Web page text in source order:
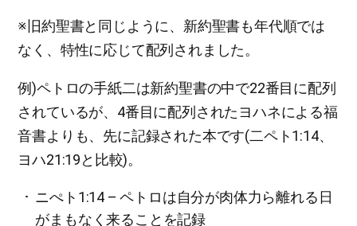
※旧約聖書と同じように、新約聖書も年代順では
なく、特性に応じて配列されました。
例)ペトロの手紙二は新約聖書の中で22番目に配列
されているが、4番目に配列されたヨハネによる福
音書よりも、先に記録された本です(二ペト1:14、
ヨハ21:19と比較)。
ニぺト1:14 – ペトロは自分が肉体力ら離れる日
がまもなく来ることを記録